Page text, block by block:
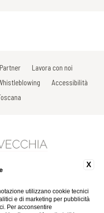
Partner
Lavora con noi
Accessibilità
in Chianti - Siena - Italy
738031
X
utilizzano cookie tecnici
e di marketing per pubblicità
Per acconsentire